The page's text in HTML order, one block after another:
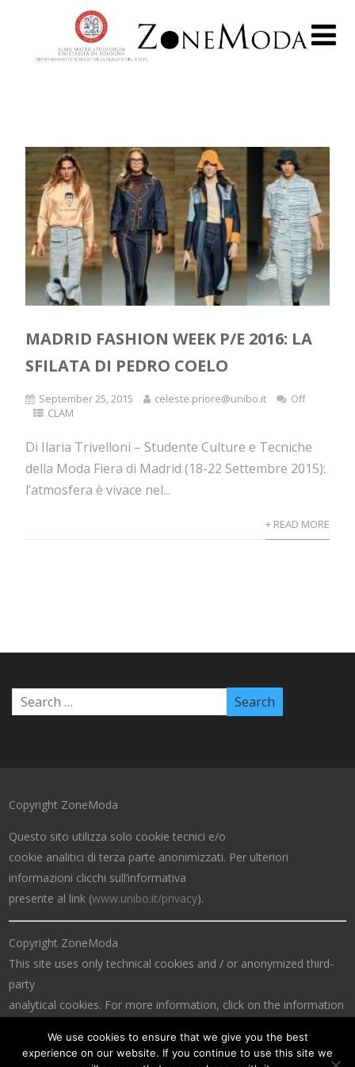
MADRID FASHION WEEK P/E 2016: LA
SFILATA DI PEDRO COELO
September 25, 2015 celeste.priore@unibo.it
Off
CLAM
Di Ilaria Trivelloni – Studente Culture e Tecniche
della Moda Fiera di Madrid (18-22 Settembre 2015):
l’atmosfera è vivace nel...
+ READ MORE
Copyright ZoneModa
Questo sito utilizza solo cookie tecnici e/o
cookie analitici di terza parte anonimizzati. Per ulteriori
informazioni clicchi sull’informativa
presente al link (www.unibo.it/privacy).
Copyright ZoneModa
This site uses only technical cookies and / or anonymized third-
party
analytical cookies. For more information, click on the information
We use cookies to ensure that we give you the best
experience on our website. If you continue to use this site we